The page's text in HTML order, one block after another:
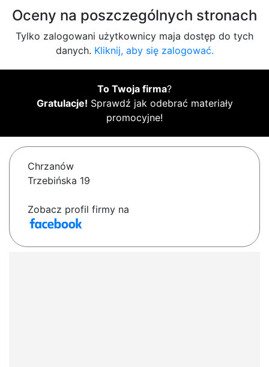
Oceny na poszczególnych stronach
Tylko zalogowani użytkownicy maja dostęp do tych
danych. Kliknij, aby się zalogować.
To Twoja firma?
Gratulacje! Sprawdź jak odebrać materiały
promocyjne!
Chrzanów
Trzebińska 19
Zobacz profil firmy na